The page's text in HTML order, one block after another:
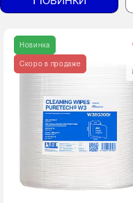
Новинка
Скоро в продаже
лицензии
1 год